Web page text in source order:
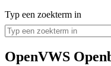
Thema COVID-19
Bekijk per
Typ een zoekterm in
OpenVWS